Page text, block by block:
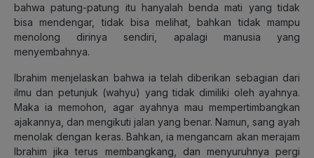
bahwa patung-patung itu hanyalah benda mati yang tidak
bisa mendengar, tidak bisa melihat, bahkan tidak mampu
menolong dirinya sendiri, apalagi manusia yang
menyembahnya.
Ibrahim menjelaskan bahwa ia telah diberikan sebagian dari
ilmu dan petunjuk (wahyu) yang tidak dimiliki oleh ayahnya.
Maka ia memohon, agar ayahnya mau mempertimbangkan
ajakannya, dan mengikuti jalan yang benar. Namun, sang ayah
menolak dengan keras. Bahkan, ia mengancam akan merajam
Ibrahim jika terus membangkang, dan menyuruhnya pergi